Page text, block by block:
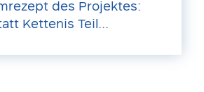
des Projektes:
Kettenis Teil...